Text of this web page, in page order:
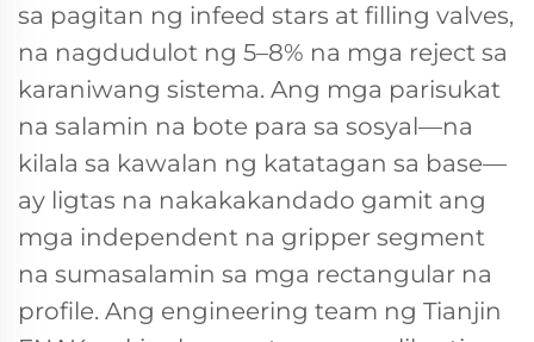
sa pagitan ng infeed stars at filling valves,
na nagdudulot ng 5–8% na mga reject sa
karaniwang sistema. Ang mga parisukat
na salamin na bote para sa sosyal—na
kilala sa kawalan ng katatagan sa base—
ay ligtas na nakakakandado gamit ang
mga independent na gripper segment
na sumasalamin sa mga rectangular na
profile. Ang engineering team ng Tianjin